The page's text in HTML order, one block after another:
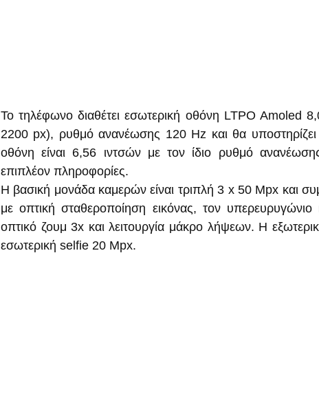
Το τηλέφωνο διαθέτει εσωτερική οθόνη LTPO Amoled
2200 px), ρυθμό ανανέωσης 120 Hz και θα υποστηρίζει
οθόνη είναι 6,56 ιντσών με τον ίδιο ρυθμό
επιπλέον πληροφορίες.
Η βασική μονάδα καμερών είναι τριπλή 3 x 50 Mpx και
με οπτική σταθεροποίηση εικόνας, τον
οπτικό ζουμ 3x και λειτουργία μάκρο λήψεων. Η
εσωτερική selfie 20 Mpx.